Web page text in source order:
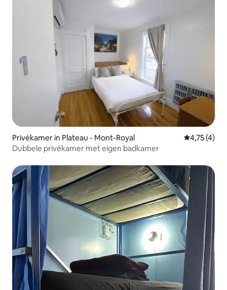
Privékamer in Plateau - Mont-Royal
4,75 (4)
Dubbele privékamer met eigen badkamer